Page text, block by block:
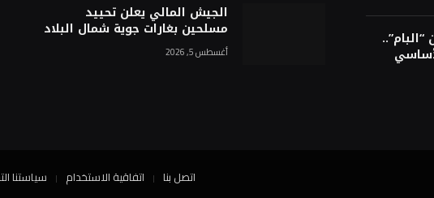
الجيش المالي يعلن تحييد
مسلحين بغارات جوية شمال البلاد
أغسطس 5, 2026
اتصل بنا اتفاقية الاستخدام سياستنا